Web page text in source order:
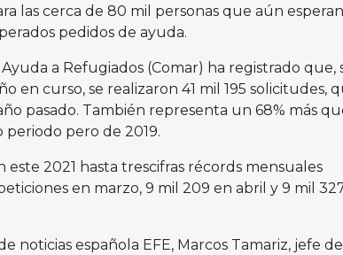
las cerca de 80 mil personas que aún
pedidos de ayuda.
a Refugiados (Comar) ha registrado que,
en curso, se realizaron 41 mil 195 solicitudes,
pasado. También representa un 68% más
periodo pero de 2019.
2021 hasta trescifras récords mensuales
en marzo, 9 mil 209 en abril y 9 mil
noticias española EFE, Marcos Tamariz, jefe de